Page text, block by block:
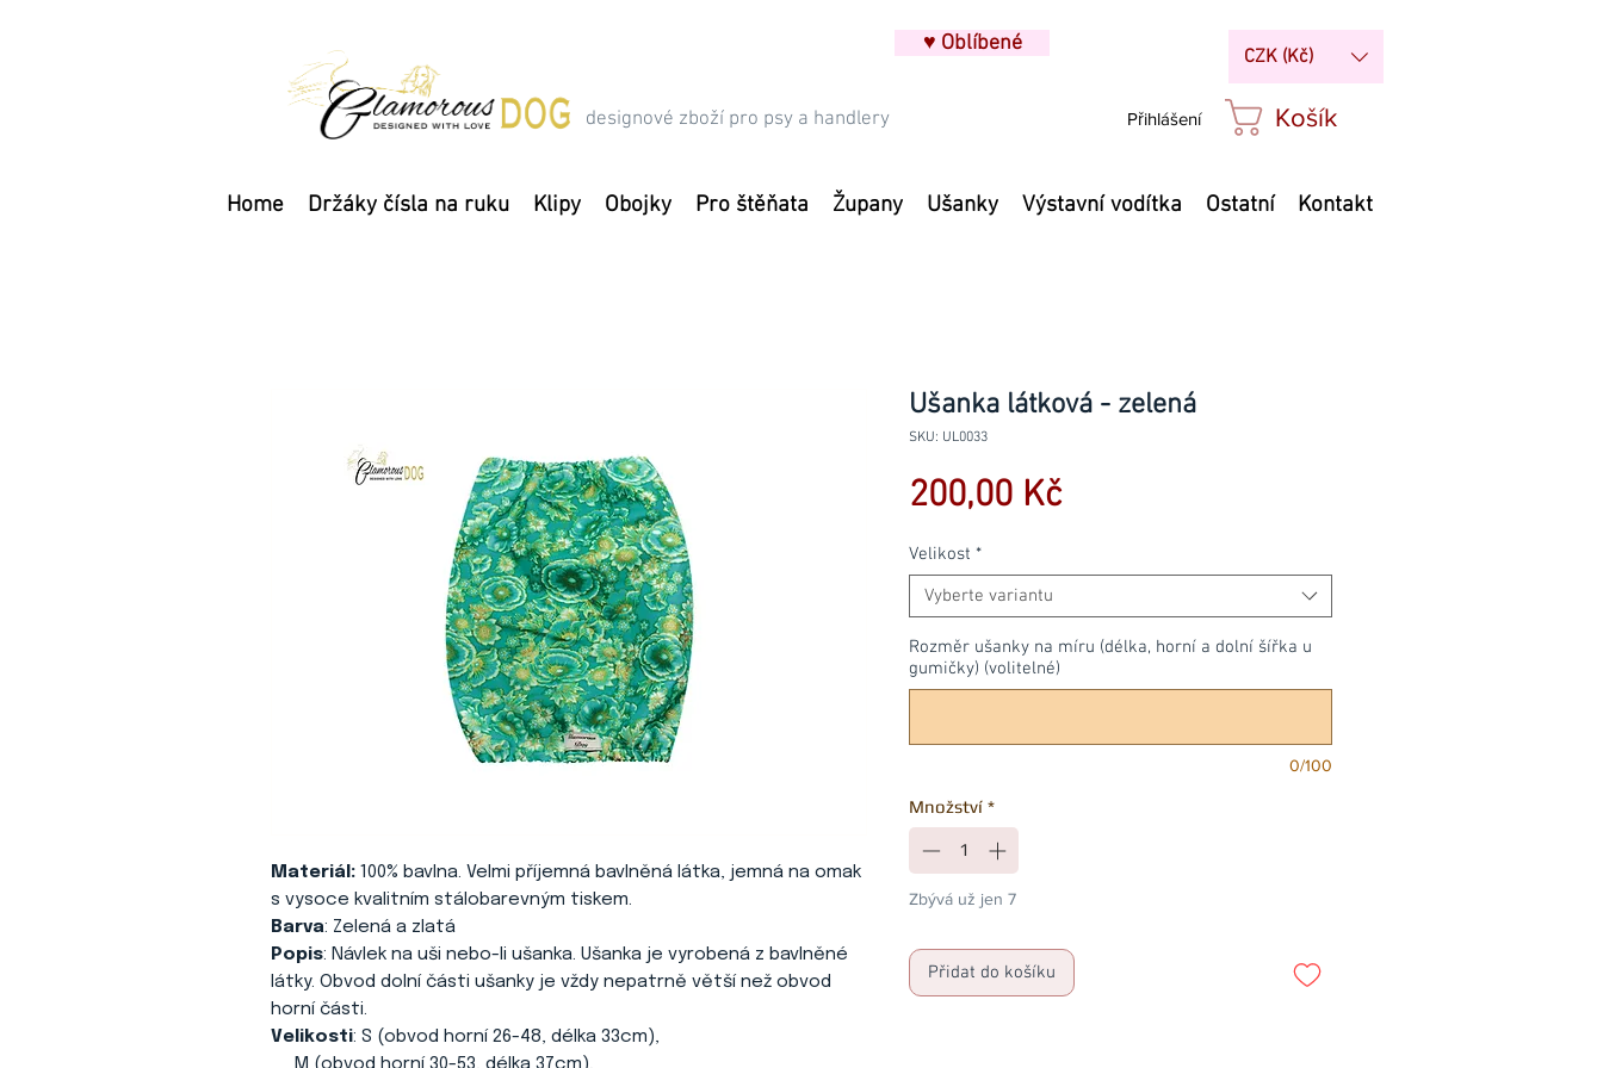
designové zboží pro psy a handlery
♥ Oblíbené
Přihlášení
CZK (Kč)
Košík
Home Držáky čísla na ruku Klipy Obojky Pro štěňata Župany Ušanky Výstavní vodítka Ostatní Kontakt
Materiál: 100% bavlna. Velmi příjemná bavlněná látka, jemná na omak
s vysoce kvalitním stálobarevným tiskem.
Barva: Zelená a zlatá
Popis: Návlek na uši nebo-li ušanka. Ušanka je vyrobená z bavlněné
látky. Obvod dolní části ušanky je vždy nepatrně větší než obvod
horní části.
Velikosti: S (obvod horní 26-48, délka 33cm),
Ušanka látková - zelená
SKU: UL0033
200,00 KčCena
Velikost *
Vyberte variantu
Rozměr ušanky na míru (délka, horní a dolní šířka u
gumičky) (volitelné)
0/100
Množství *
Zbývá už jen 7
Přidat do košíku